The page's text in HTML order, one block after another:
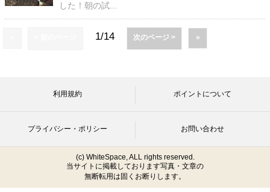
した！朝の試...
1/14 次のページ > »
利用規約 ポイントについて
プライバシー・ポリシー お問い合わせ
(c) WhiteSpace, ALL rights reserved.
当サイトに掲載しております写真・文章の
無断転用は固くお断りします。